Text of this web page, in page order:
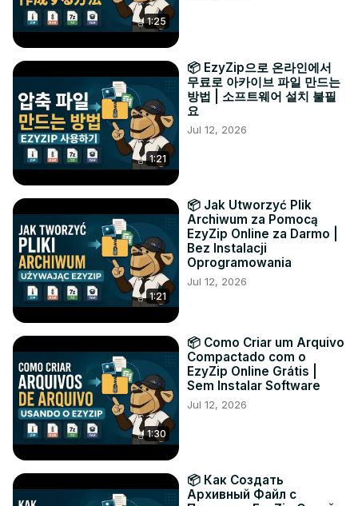
1:25
1:21
📦 EzyZip으로 온라인에서
무료로 아카이브 파일 만드는
방법 | 소프트웨어 설치 불필
요
Jul 12, 2026
1:21
📦 Jak Utworzyć Plik
Archiwum za Pomocą
EzyZip Online za Darmo |
Bez Instalacji
Oprogramowania
Jul 12, 2026
1:30
📦 Como Criar um Arquivo
Compactado com o
EzyZip Online Grátis |
Sem Instalar Software
Jul 12, 2026
📦 Как Создать
Архивный Файл с